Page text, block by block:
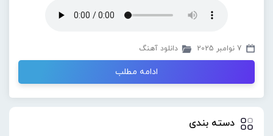
7 نوامبر 2025 دانلود آهنگ
ادامه مطلب
دسته بندی